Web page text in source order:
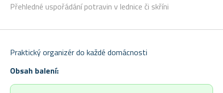
Přehledné uspořádání potravin v lednice či skříni
Praktický organizér do každé domácnosti
Obsah balení: